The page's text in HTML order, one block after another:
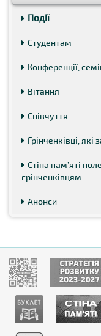
Події
Студентам
Конференції,
Вітання
Співчуття
Грінченківці,
Стіна пам’яті
грінченківцям
Анонси